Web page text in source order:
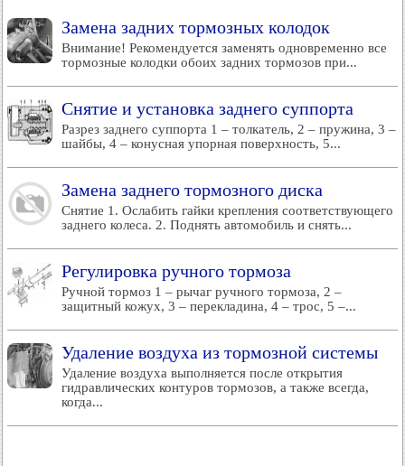
Замена задних тормозных колодок
Внимание! Рекомендуется заменять одновременно все
тормозные колодки обоих задних тормозов при...
Снятие и установка заднего суппорта
Разрез заднего суппорта 1 – толкатель, 2 – пружина, 3 –
шайбы, 4 – конусная упорная поверхность, 5...
Замена заднего тормозного диска
Снятие 1. Ослабить гайки крепления соответствующего
заднего колеса. 2. Поднять автомобиль и снять...
Регулировка ручного тормоза
Ручной тормоз 1 – рычаг ручного тормоза, 2 –
защитный кожух, 3 – перекладина, 4 – трос, 5 –...
Удаление воздуха из тормозной системы
Удаление воздуха выполняется после открытия
гидравлических контуров тормозов, а также всегда,
когда...